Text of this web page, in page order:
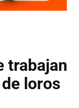
trabajan
loros